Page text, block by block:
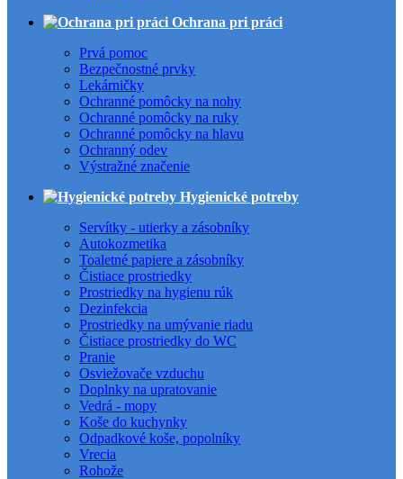
Ochrana pri práci
Prvá pomoc
Bezpečnostné prvky
Lekárničky
Ochranné pomôcky na nohy
Ochranné pomôcky na ruky
Ochranné pomôcky na hlavu
Ochranný odev
Výstražné značenie
Hygienické potreby
Servítky - utierky a zásobníky
Autokozmetika
Toaletné papiere a zásobníky
Čistiace prostriedky
Prostriedky na hygienu rúk
Dezinfekcia
Prostriedky na umývanie riadu
Čistiace prostriedky do WC
Pranie
Osviežovače vzduchu
Doplnky na upratovanie
Vedrá - mopy
Koše do kuchynky
Odpadkové koše, popolníky
Vrecia
Rohože